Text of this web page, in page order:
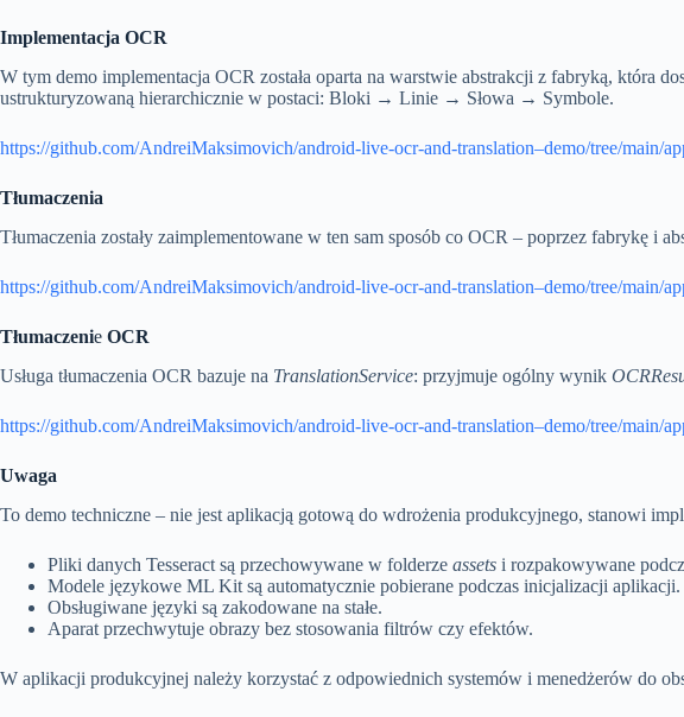
Implementacja OCR
W tym demo implementacja OCR została oparta na warstwie abstrakcji z fabryką, która
ustrukturyzowaną hierarchicznie w postaci: Bloki → Linie → Słowa → Symbole.
https://github.com/AndreiMaksimovich/android-live-ocr-and-translation–demo/tree/main/
Tłumaczenia
Tłumaczenia zostały zaimplementowane w ten sam sposób co OCR – poprzez fabrykę i
https://github.com/AndreiMaksimovich/android-live-ocr-and-translation–demo/tree/main/
Tłumaczenie OCR
Usługa tłumaczenia OCR bazuje na TranslationService: przyjmuje ogólny wynik
https://github.com/AndreiMaksimovich/android-live-ocr-and-translation–demo/tree/main/
Uwaga
To demo techniczne – nie jest aplikacją gotową do wdrożenia produkcyjnego, stanowi
Pliki danych Tesseract są przechowywane w folderze assets i rozpakowywane
Modele językowe ML Kit są automatycznie pobierane podczas inicjalizacji aplikacji.
Obsługiwane języki są zakodowane na stałe.
Aparat przechwytuje obrazy bez stosowania filtrów czy efektów.
W aplikacji produkcyjnej należy korzystać z odpowiednich systemów i menedżerów do